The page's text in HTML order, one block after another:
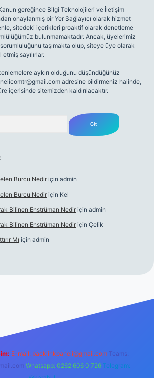
gereğince Bilgi Teknolojileri ve İletişim
onaylanmış bir Yer Sağlayıcı olarak hizmet
sitedeki içerikleri proaktif olarak denetleme
bulunmamaktadır. Ancak, üyelerimiz
taşımakta olup, siteye üye olarak
sayılırlar.
aykırı olduğunu düşündüğünüz
adresine bildirmeniz halinde,
içerisinde sitemizden kaldırılacaktır.
Burcu Nedir için admin
Burcu Nedir için Kel
Bilinen Enstrüman Nedir için admin
Bilinen Enstrüman Nedir için Çelik
Mı için admin
E-mail: backlinkpaneli@gmail.com Teams:
Whatsapp: 0262 606 0 726 Telegram: